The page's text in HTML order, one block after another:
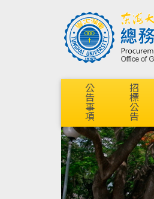
公
告
事
項
招
標
公
告